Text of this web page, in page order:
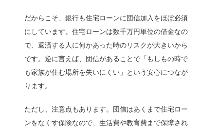
だからこそ、銀行も住宅ローンに団信加入をほぼ必須
にしています。住宅ローンは数千万円単位の借金なの
で、返済する人に何かあった時のリスクが大きいから
です。逆に言えば、団信があることで「もしもの時で
も家族が住む場所を失いにくい」という安心につなが
ります。
ただし、注意点もあります。団信はあくまで住宅ロー
ンをなくす保険なので、生活費や教育費まで保障され